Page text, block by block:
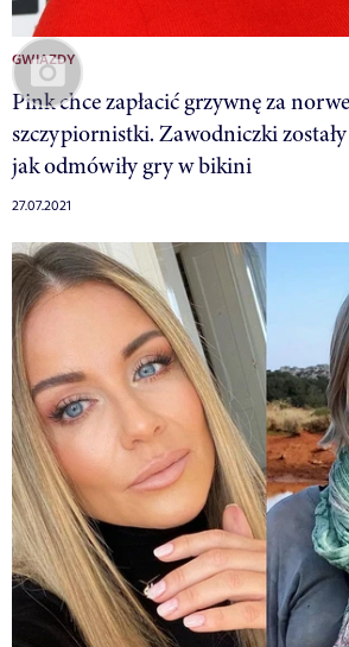
GWIAZDY
Pink chce zapłacić grzywnę za
szczypiornistki. Zawodniczki
jak odmówiły gry w bikini
27.07.2021